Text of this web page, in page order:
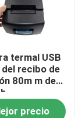
termal USB
del recibo de
80m m de
precio